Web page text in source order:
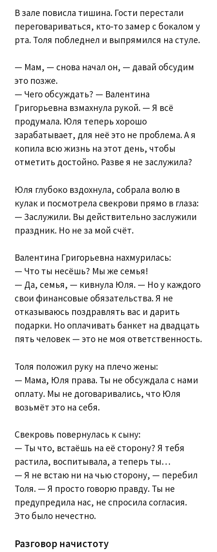
В зале повисла тишина. Гости перестали
переговариваться, кто‑то замер с бокалом у
рта. Толя побледнел и выпрямился на стуле.
— Мам, — снова начал он, — давай обсудим
это позже.
— Чего обсуждать? — Валентина
Григорьевна взмахнула рукой. — Я всё
продумала. Юля теперь хорошо
зарабатывает, для неё это не проблема. А я
копила всю жизнь на этот день, чтобы
отметить достойно. Разве я не заслужила?
Юля глубоко вздохнула, собрала волю в
кулак и посмотрела свекрови прямо в глаза:
— Заслужили. Вы действительно заслужили
праздник. Но не за мой счёт.
Валентина Григорьевна нахмурилась:
— Что ты несёшь? Мы же семья!
— Да, семья, — кивнула Юля. — Но у каждого
свои финансовые обязательства. Я не
отказываюсь поздравлять вас и дарить
подарки. Но оплачивать банкет на двадцать
пять человек — это не моя ответственность.
Толя положил руку на плечо жены:
— Мама, Юля права. Ты не обсуждала с нами
оплату. Мы не договаривались, что Юля
возьмёт это на себя.
Свекровь повернулась к сыну:
— Ты что, встаёшь на её сторону? Я тебя
растила, воспитывала, а теперь ты…
— Я не встаю ни на чью сторону, — перебил
Толя. — Я просто говорю правду. Ты не
предупредила нас, не спросила согласия.
Это было нечестно.
Разговор начистоту